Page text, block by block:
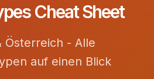
Cheat Sheet
Österreich - Alle
auf einen Blick